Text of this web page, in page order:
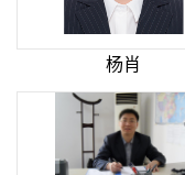
杨肖